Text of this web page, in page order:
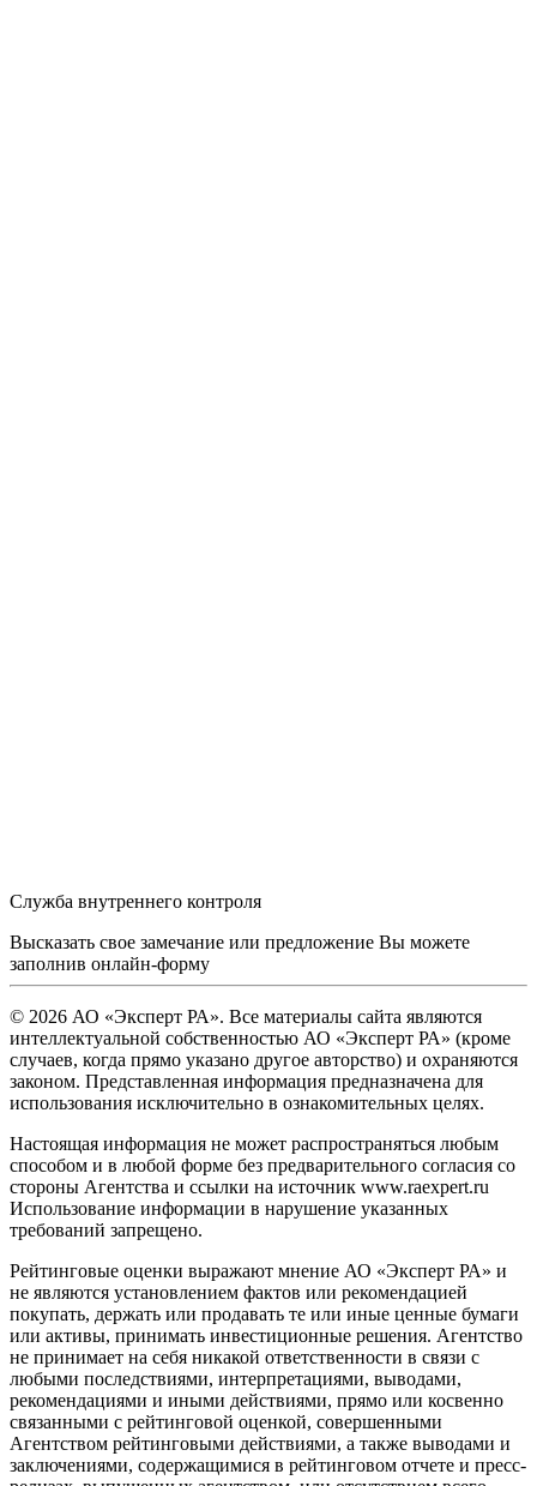
Служба внутреннего контроля
Высказать свое замечание или предложение Вы можете
заполнив онлайн-форму
© 2026 АО «Эксперт РА». Все материалы сайта являются
интеллектуальной собственностью АО «Эксперт РА» (кроме
случаев, когда прямо указано другое авторство) и охраняются
законом. Представленная информация предназначена для
использования исключительно в ознакомительных целях.
Настоящая информация не может распространяться любым
способом и в любой форме без предварительного согласия со
стороны Агентства и ссылки на источник www.raexpert.ru
Использование информации в нарушение указанных
требований запрещено.
Рейтинговые оценки выражают мнение АО «Эксперт РА» и
не являются установлением фактов или рекомендацией
покупать, держать или продавать те или иные ценные бумаги
или активы, принимать инвестиционные решения. Агентство
не принимает на себя никакой ответственности в связи с
любыми последствиями, интерпретациями, выводами,
рекомендациями и иными действиями, прямо или косвенно
связанными с рейтинговой оценкой, совершенными
Агентством рейтинговыми действиями, а также выводами и
заключениями, содержащимися в рейтинговом отчете и пресс-